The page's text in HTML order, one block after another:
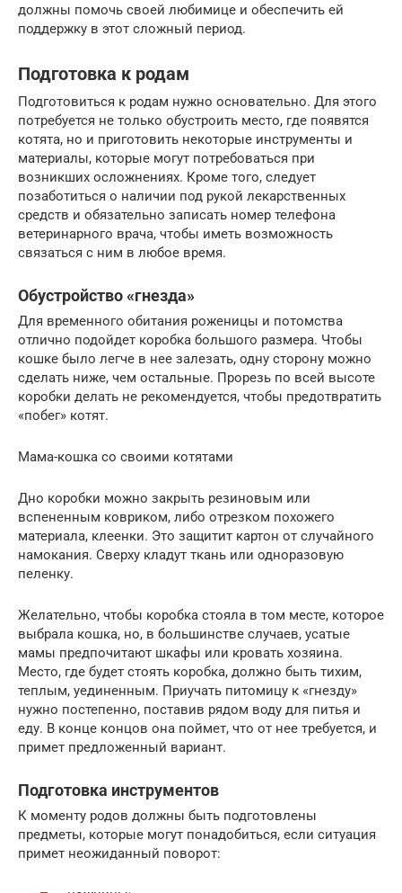
должны помочь своей любимице и обеспечить ей
поддержку в этот сложный период.
Подготовка к родам
Подготовиться к родам нужно основательно. Для этого
потребуется не только обустроить место, где появятся
котята, но и приготовить некоторые инструменты и
материалы, которые могут потребоваться при
возникших осложнениях. Кроме того, следует
позаботиться о наличии под рукой лекарственных
средств и обязательно записать номер телефона
ветеринарного врача, чтобы иметь возможность
связаться с ним в любое время.
Обустройство «гнезда»
Для временного обитания роженицы и потомства
отлично подойдет коробка большого размера. Чтобы
кошке было легче в нее залезать, одну сторону можно
сделать ниже, чем остальные. Прорезь по всей высоте
коробки делать не рекомендуется, чтобы предотвратить
«побег» котят.
Мама-кошка со своими котятами
Дно коробки можно закрыть резиновым или
вспененным ковриком, либо отрезком похожего
материала, клеенки. Это защитит картон от случайного
намокания. Сверху кладут ткань или одноразовую
пеленку.
Желательно, чтобы коробка стояла в том месте, которое
выбрала кошка, но, в большинстве случаев, усатые
мамы предпочитают шкафы или кровать хозяина.
Место, где будет стоять коробка, должно быть тихим,
теплым, уединенным. Приучать питомицу к «гнезду»
нужно постепенно, поставив рядом воду для питья и
еду. В конце концов она поймет, что от нее требуется, и
примет предложенный вариант.
Подготовка инструментов
К моменту родов должны быть подготовлены
предметы, которые могут понадобиться, если ситуация
примет неожиданный поворот: